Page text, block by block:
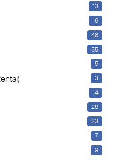
13
16
46
55
5
3
14
28
23
7
9
Container chassis